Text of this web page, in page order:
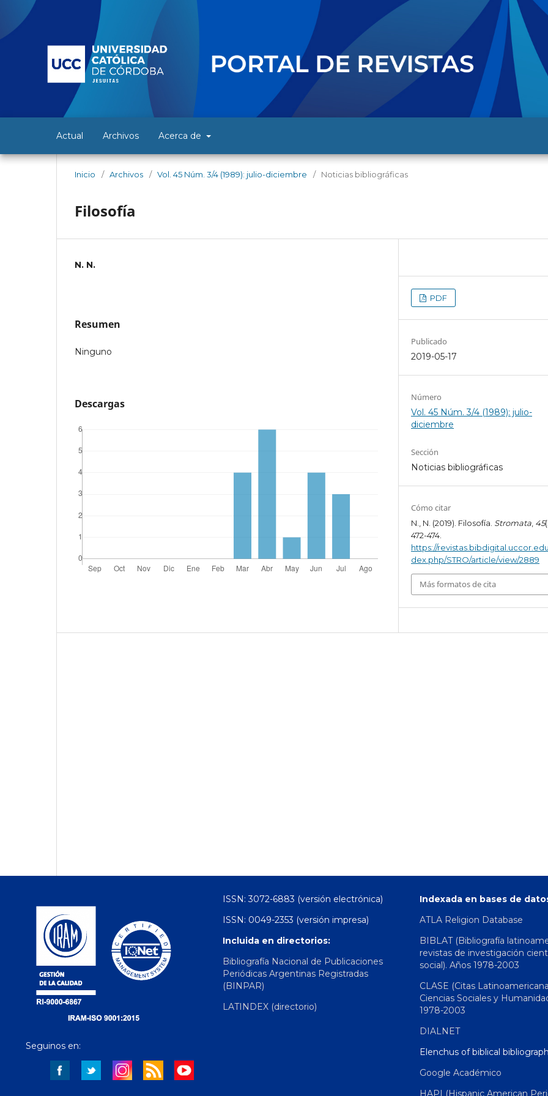
Actual Archivos Acerca de
Inicio / Archivos / Vol. 45 Núm. 3/4 (1989): julio-diciembre / Noticias bibliográficas
Filosofía
N. N.
Resumen
Ninguno
Descargas
PDF
Publicado
2019-05-17
Número
Vol. 45 Núm. 3/4 (1989): julio-
diciembre
Sección
Noticias bibliográficas
Cómo citar
N., N. (2019). Filosofía. Stromata 45
472-474.
https://
dex.php/STRO/article/view/2889
Más formatos de cita
Seguinos en:
ISSN: 3072-6883 (versión electrónica)
ISSN: 0049-2353 (versión impresa)
Incluida en directorios:
Bibliografía Nacional de Publicaciones
Periódicas Argentinas Registradas
(BINPAR)
LATINDEX (directorio)
Indexada en bases de
ATLA Religion Database
BIBLAT (Bibliografía
revistas de investigación
social). Años 1978-2003
CLASE (Citas
Ciencias Sociales y
1978-2003
DIALNET
Elenchus of biblical
Google Académico
HAPI (Hispanic American